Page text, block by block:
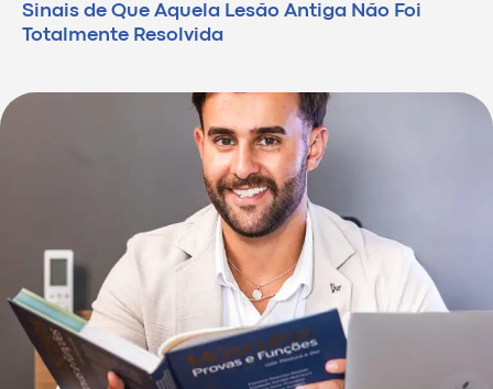
Sinais de Que Aquela Lesão Antiga Não Foi
Totalmente Resolvida